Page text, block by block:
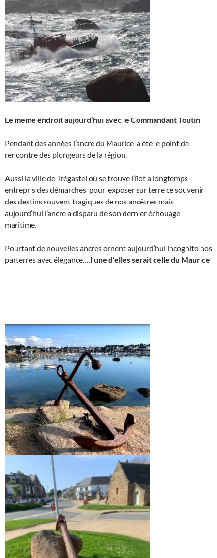
Le même endroit aujourd’hui avec le Commandant Toutin
Pendant des années l’ancre du Maurice a été le point de
rencontre des plongeurs de la région.
Aussi la ville de Trégastel où se trouve l’îlot a longtemps
entrepris des démarches pour exposer sur terre ce souvenir
des destins souvent tragiques de nos ancêtres mais
aujourd’hui l’ancre a disparu de son dernier échouage
maritime.
Pourtant de nouvelles ancres ornent aujourd’hui incognito nos
parterres avec élégance….l’une d’elles serait celle du Maurice